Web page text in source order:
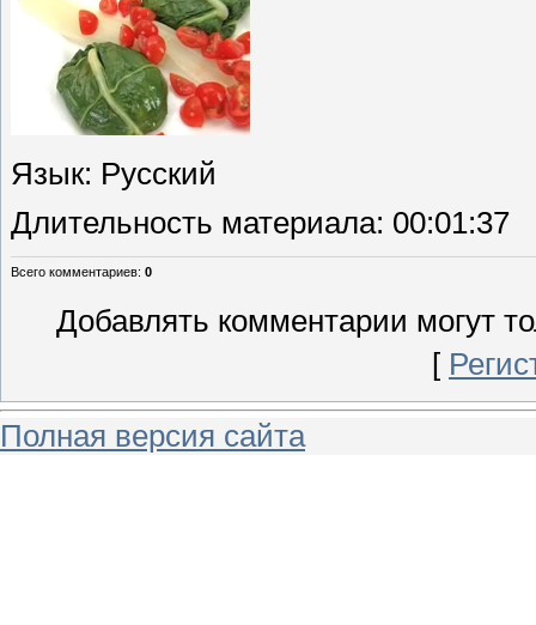
Язык: Русский
Длительность материала: 00:01:37
Всего комментариев: 0
Добавлять комментарии могут
[
Полная версия сайта